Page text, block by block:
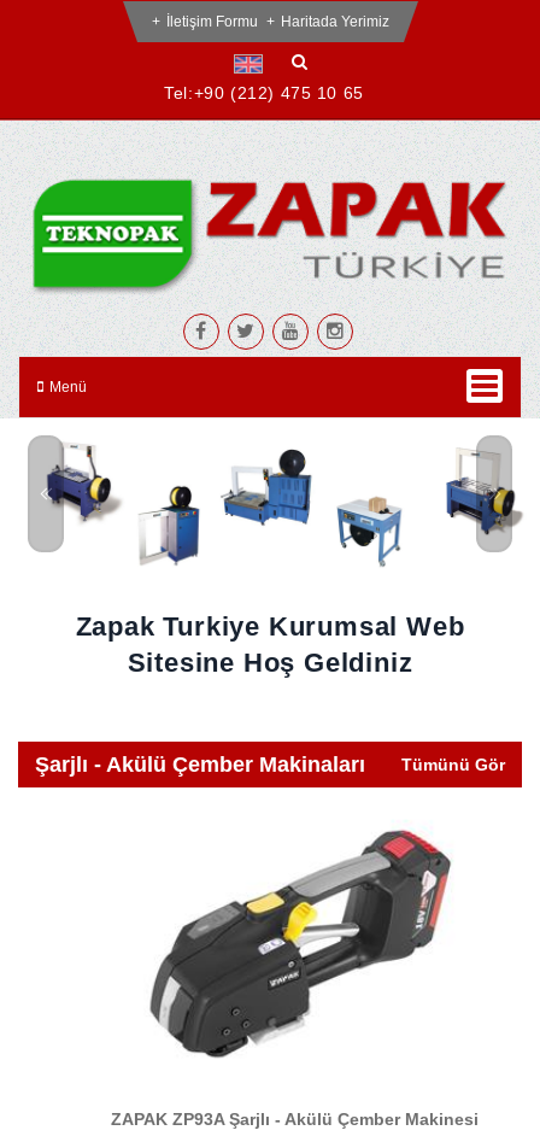
Tel:+90 (212) 475 10 65
İletişim Formu Haritada Yerimiz
Menü
Zapak Turkiye Kurumsal Web
Sitesine Hoş Geldiniz
Şarjlı - Akülü Çember Makinaları Tümünü Gör
ZAPAK ZP93A Şarjlı - Akülü Çember Makinesi